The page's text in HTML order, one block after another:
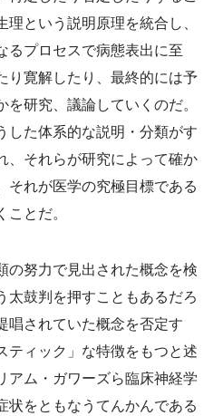
という説明原理を統合し、
るプロセスで病態表出に至
り寛解したり、最終的には予
研究、議論していくのだ。
した体系的な説明・分類がす
、それらが研究によって確か
それが医学の究極目標である
とだ。
の努力で見出された概念を検
太鼓判を押すこともあるだろ
唱されていた概念を否定す
ティック」な特徴をもつと述
アム・ガワーズら臨床神経学
状をともなうてんかんである